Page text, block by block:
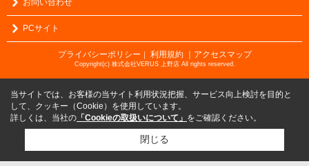
お問い合わせ
PCサイト
プライバシーポリシー ｜ 利用規約 ｜アクセスマップ
Copyright(c) 株式会社VERUS 上野店 All rights reserved.
当サイトでは、お客様の当サイト利用状況把握、サービス向上検討を目的と
して、クッキー（Cookie）を使用しています。
詳しくは、当社の 「Cookieの取扱いについて」 をご確認ください。
閉じる